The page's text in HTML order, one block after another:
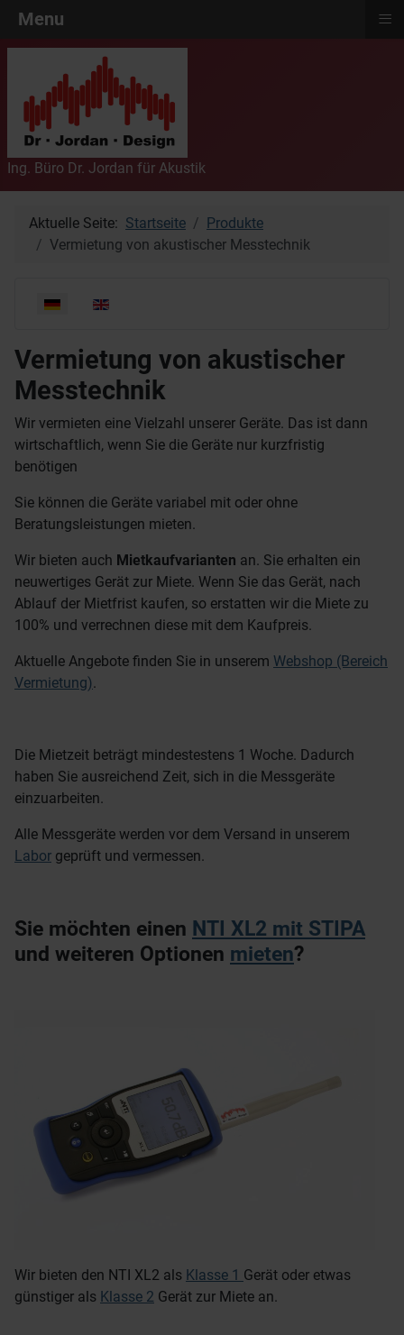
Ing. Büro Dr. Jordan für Akustik
Aktuelle Seite: Startseite
Produkte
Vermietung von akustischer Messtechnik
Sprache auswählen
Vermietung von akustischer
Messtechnik
Wir vermieten eine Vielzahl unserer Geräte. Das ist dann
wirtschaftlich, wenn Sie die Geräte nur kurzfristig
benötigen
Sie können die Geräte variabel mit oder ohne
Beratungsleistungen mieten.
Wir bieten auch Mietkaufvarianten an. Sie erhalten ein
neuwertiges Gerät zur Miete. Wenn Sie das Gerät, nach
Ablauf der Mietfrist kaufen, so erstatten wir die Miete zu
100% und verrechnen diese mit dem Kaufpreis.
Aktuelle Angebote finden Sie in unserem Webshop (Bereich
Vermietung).
Die Mietzeit beträgt mindestestens 1 Woche. Dadurch
haben Sie ausreichend Zeit, sich in die Messgeräte
einzuarbeiten.
Alle Messgeräte werden vor dem Versand in unserem
Labor geprüft und vermessen.
Sie möchten einen NTI XL2 mit STIPA
und weiteren Optionen mieten?
Wir bieten den NTI XL2 als Klasse 1 Gerät oder etwas
günstiger als Klasse 2 Gerät zur Miete an.
Menu ≡